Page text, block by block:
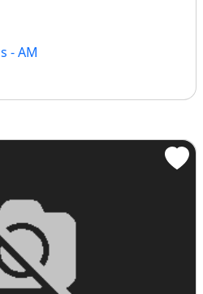
- AM